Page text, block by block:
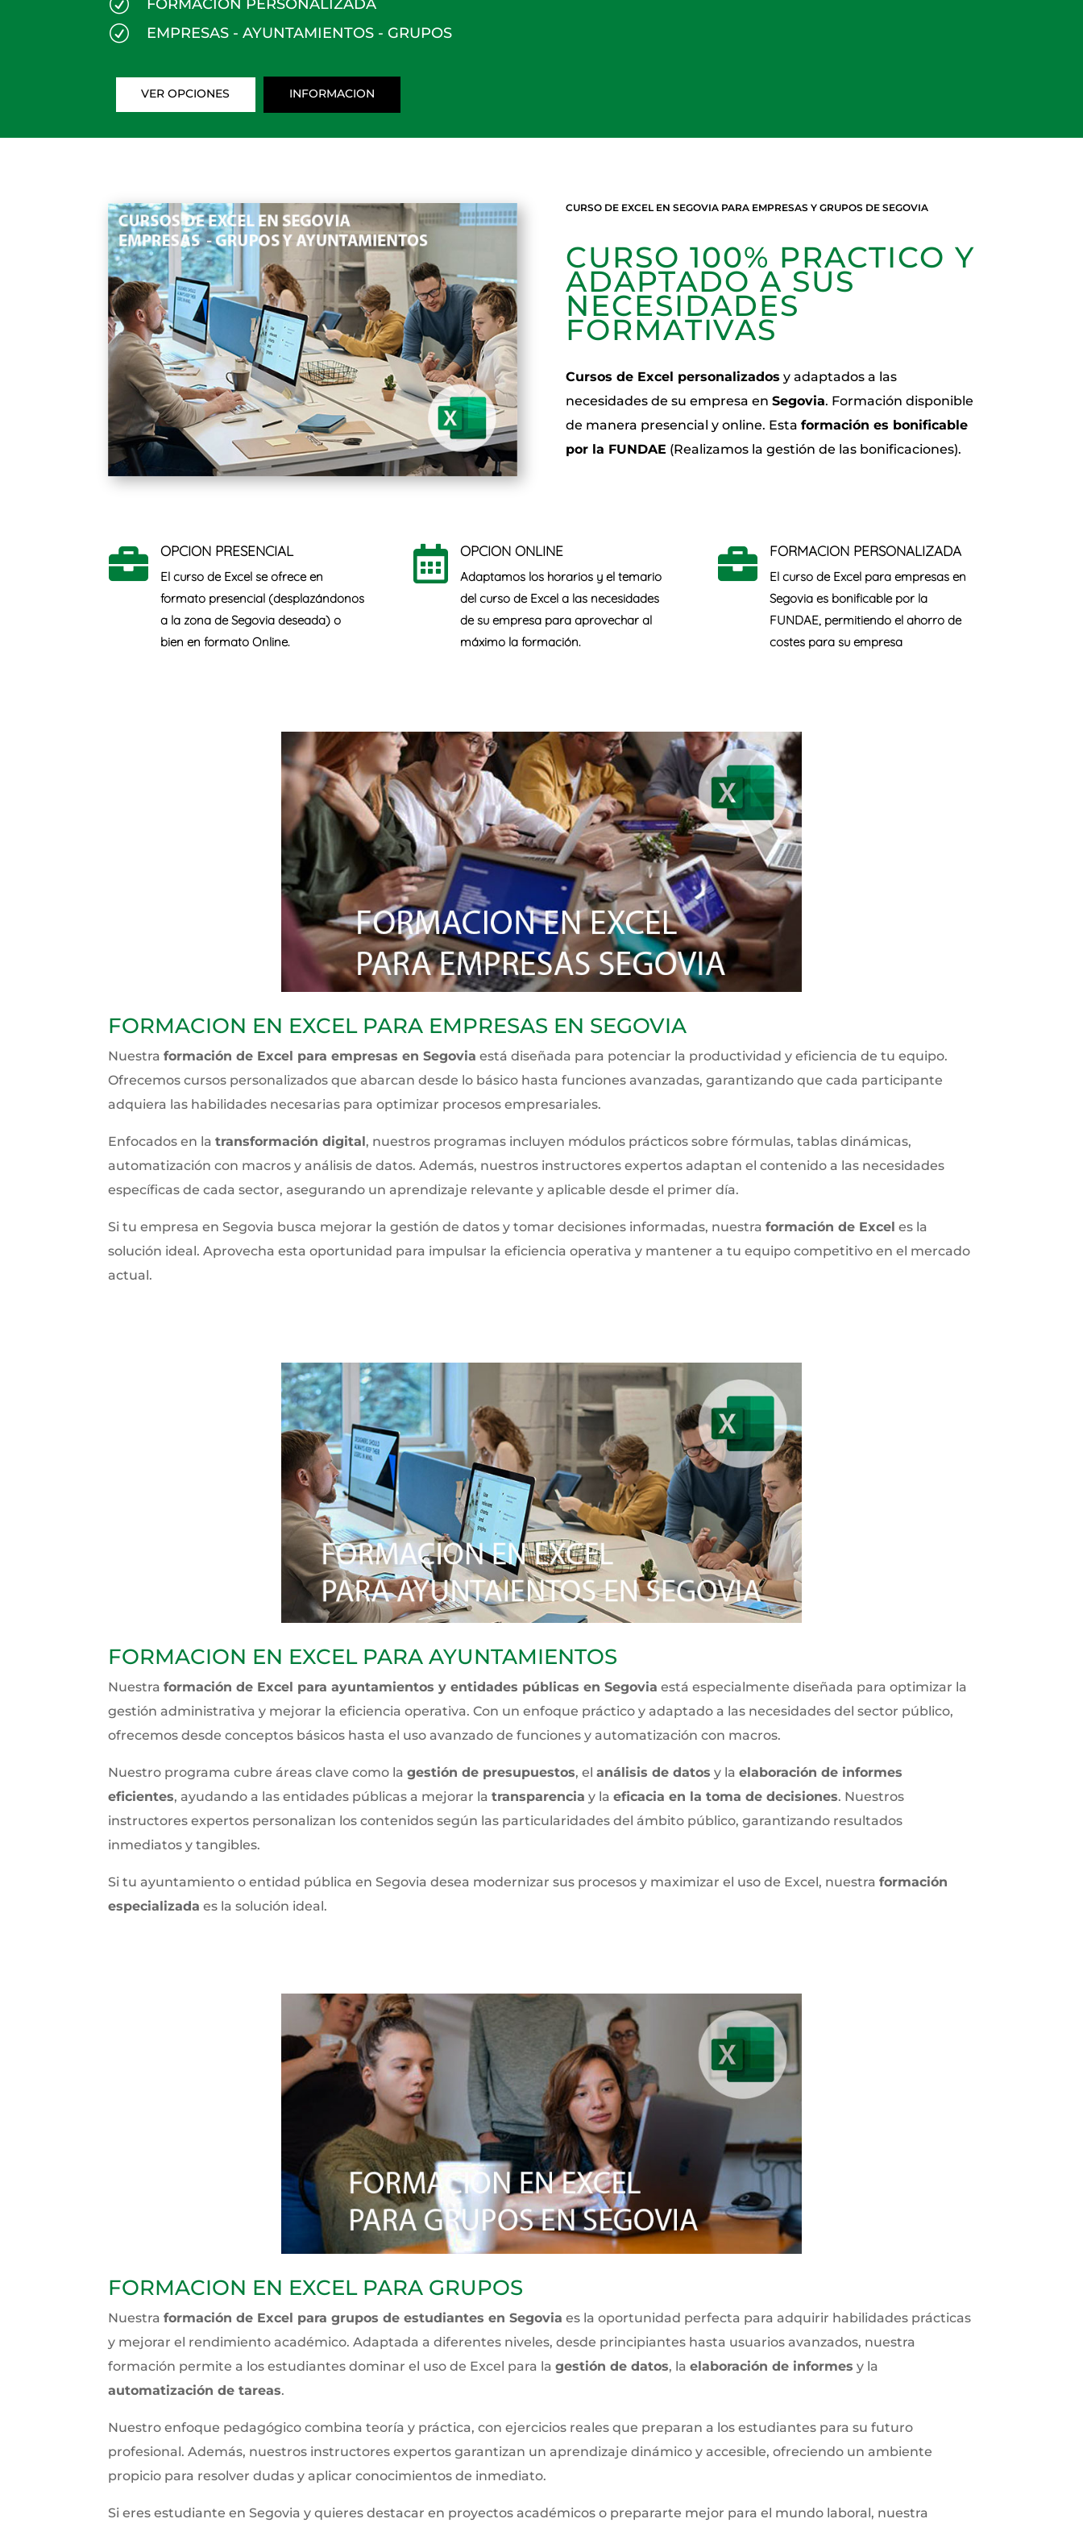
FORMACIÓN PERSONALIZADA
R EMPRESAS - AYUNTAMIENTOS - GRUPOS
VER OPCIONES INFORMACION
CURSO DE EXCEL EN SEGOVIA PARA EMPRESAS Y GRUPOS DE SEGOVIA
CURSO 100% PRACTICO Y
ADAPTADO A SUS
NECESIDADES
FORMATIVAS
Cursos de Excel personalizados y adaptados a las
necesidades de su empresa en Segovia. Formación disponible
de manera presencial y online. Esta formación es bonificable
por la FUNDAE (Realizamos la gestión de las bonificaciones).
 OPCION PRESENCIAL
El curso de Excel se ofrece en
formato presencial(desplazándonos
a la zona de Segovia deseada) o
bien en formato Online.
 OPCION ONLINE
Adaptamos los horarios y el temario
del curso de Excel a las necesidades
de su empresapara aprovechar al
máximo la formación.
 FORMACION PERSONALIZADA
El curso de Excel para empresas en
Segovia es bonificablepor la
FUNDAE, permitiendo el ahorro de
costes para su empresa
FORMACION EN EXCEL PARA EMPRESAS EN SEGOVIA
Nuestraformación de Excel para empresas en Segovia está diseñada para potenciar la productividad y eficiencia de tu equipo.
Ofrecemos cursos personalizados que abarcan desde lo básico hasta funciones avanzadas, garantizando que cada participante
adquiera las habilidades necesarias para optimizar procesos empresariales.
Enfocados en latransformación digital , nuestros programas incluyen módulos prácticos sobre fórmulas, tablas dinámicas,
automatización con macros y análisis de datos. Además, nuestros instructores expertos adaptan el contenido a las necesidades
específicas de cada sector, asegurando un aprendizaje relevante y aplicable desde el primer día.
Si tu empresa en Segovia busca mejorar la gestión de datos y tomar decisiones informadas, nuestraformación de Excel es la
solución ideal. Aprovecha esta oportunidad para impulsar la eficiencia operativa y mantener a tu equipo competitivo en el mercado
actual.
FORMACION EN EXCEL PARA AYUNTAMIENTOS
Nuestraformación de Excel para ayuntamientos y entidades públicas en Segovia está especialmente diseñada para optimizar la
gestión administrativa y mejorar la eficiencia operativa. Con un enfoque práctico y adaptado a las necesidades del sector público,
ofrecemos desde conceptos básicos hasta el uso avanzado de funciones y automatización con macros.
Nuestro programa cubre áreas clave como lagestión de presupuestos, elanálisis de datos y laelaboración de informes
eficientes, ayudando a las entidades públicas a mejorar latransparencia y laeficacia en la toma de decisiones. Nuestros
instructores expertos personalizan los contenidos según las particularidades del ámbito público, garantizando resultados
inmediatos y tangibles.
Si tu ayuntamiento o entidad pública en Segovia desea modernizar sus procesos y maximizar el uso de Excel, nuestraformación
especializada es la solución ideal.
FORMACION EN EXCEL PARA GRUPOS
Nuestraformación de Excel para grupos de estudiantes en Segovia es la oportunidad perfecta para adquirir habilidades prácticas
y mejorar el rendimiento académico. Adaptada a diferentes niveles, desde principiantes hasta usuarios avanzados, nuestra
formación permite a los estudiantes dominar el uso de Excel para lagestión de datos, laelaboración de informes y la
automatización de tareas.
Nuestro enfoque pedagógico combina teoría y práctica, con ejercicios reales que preparan a los estudiantes para su futuro
profesional. Además, nuestros instructores expertos garantizan un aprendizaje dinámico y accesible, ofreciendo un ambiente
propicio para resolver dudas y aplicar conocimientos de inmediato.
Si eres estudiante en Segovia y quieres destacar en proyectos académicos o prepararte mejor para el mundo laboral, nuestra